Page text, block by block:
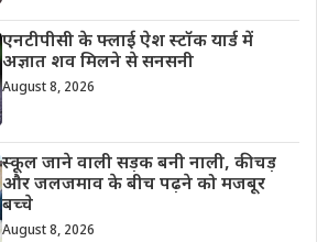
एनटीपीसी के फ्लाई ऐश स्टॉक यार्ड में
अज्ञात शव मिलने से सनसनी
August 8, 2026
स्कूल जाने वाली सड़क बनी नाली, कीचड़
और जलजमाव के बीच पढ़ने को मजबूर
बच्चे
August 8, 2026